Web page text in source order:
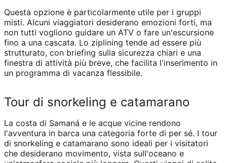
Questa opzione è particolarmente utile per i gruppi
misti. Alcuni viaggiatori desiderano emozioni forti, ma
non tutti vogliono guidare un ATV o fare un'escursione
fino a una cascata. Lo ziplining tende ad essere più
strutturato, con briefing sulla sicurezza chiari e una
finestra di attività più breve, che facilita l'inserimento in
un programma di vacanza flessibile.
Tour di snorkeling e catamarano
La costa di Samaná e le acque vicine rendono
l'avventura in barca una categoria forte di per sé. I tour
di snorkeling e catamarano sono ideali per i visitatori
che desiderano movimento, vista sull'oceano e